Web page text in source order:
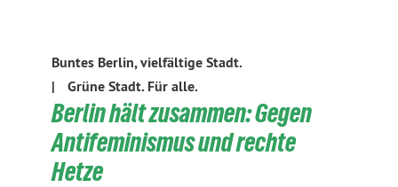
Buntes Berlin, vielfältige Stadt.
|
Grüne Stadt. Für alle.
Berlin hält zusammen: Gegen
Antifeminismus und rechte
Hetze